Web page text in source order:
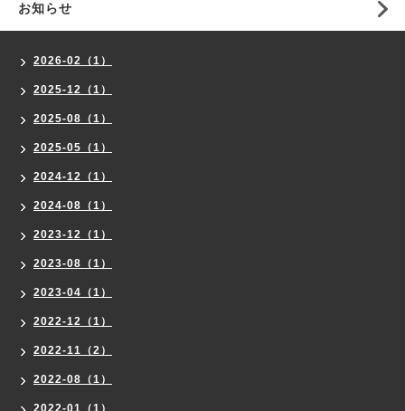
お知らせ
2026-02（1）
2025-12（1）
2025-08（1）
2025-05（1）
2024-12（1）
2024-08（1）
2023-12（1）
2023-08（1）
2023-04（1）
2022-12（1）
2022-11（2）
2022-08（1）
2022-01（1）